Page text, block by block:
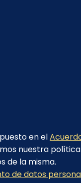
los derechos
en el
nuestra
de la misma.
de datos